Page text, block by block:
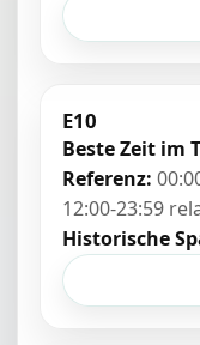
E10
Beste Zeit im
Referenz:
12:00-23:59
Historische